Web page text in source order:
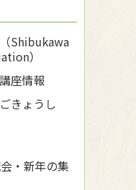
Shibukawa
）
座情報
きょうし
・新年の集